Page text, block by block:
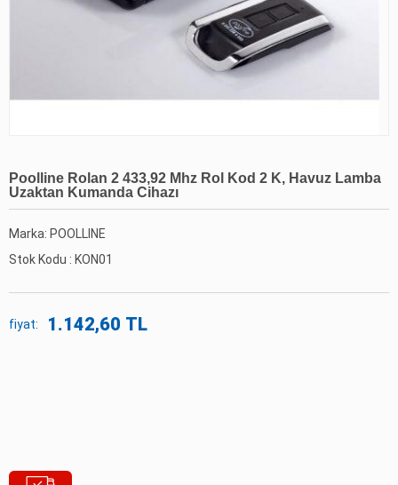
Poolline Rolan 2 433,92 Mhz Rol Kod 2 K, Havuz Lamba
Uzaktan Kumanda Cihazı
Marka: POOLLINE
Stok Kodu : KON01
fiyat: 1.142,60 TL